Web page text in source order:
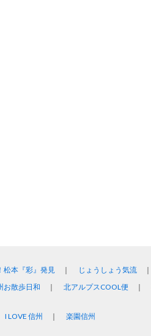
松本『彩』発見 じょうしょう気流
お散歩日和 北アルプスCOOL便
I LOVE 信州 楽園信州